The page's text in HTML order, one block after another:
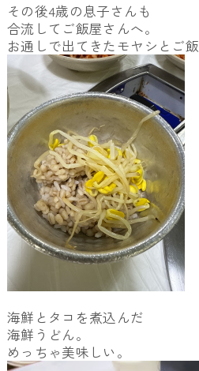
その後4歳の息子さんも
合流してご飯屋さんへ。
お通しで出てきたモヤシとご飯
海鮮とタコを煮込んだ
海鮮うどん。
めっちゃ美味しい。